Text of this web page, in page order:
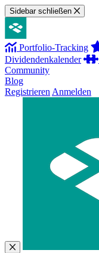
Sidebar schließen
Portfolio-Tracking
Dividendenkalender
Community
Blog
Registrieren Anmelden